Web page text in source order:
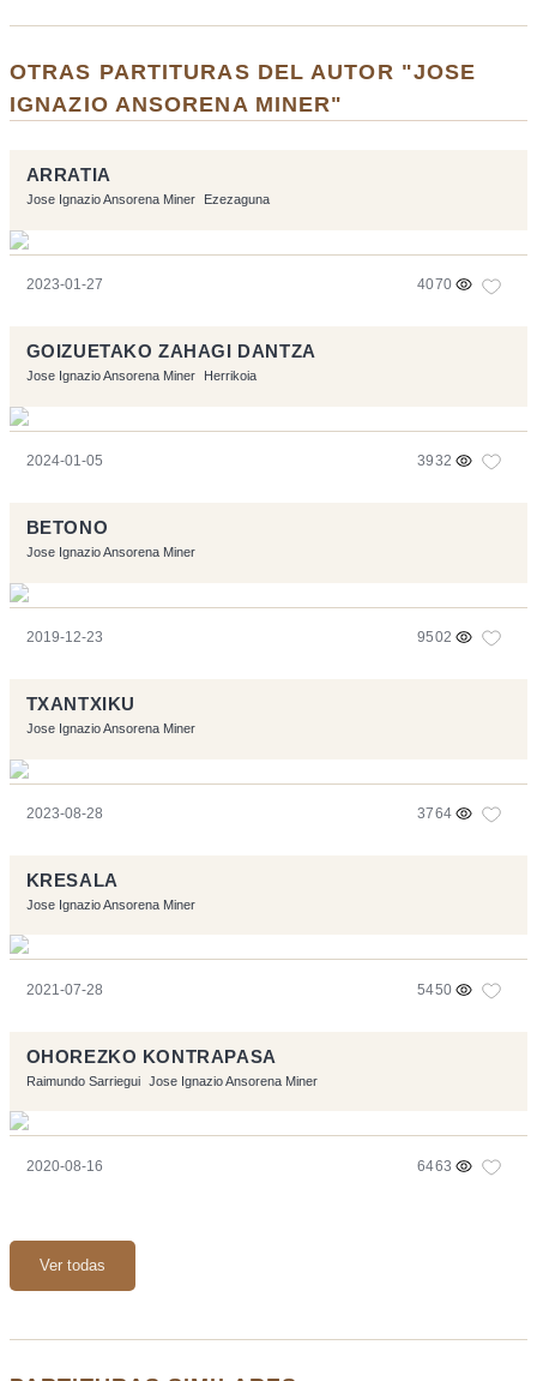
OTRAS PARTITURAS DEL AUTOR "JOSE
IGNAZIO ANSORENA MINER"
ARRATIA
Jose Ignazio Ansorena Miner Ezezaguna
2023-01-27 4070
GOIZUETAKO ZAHAGI DANTZA
Jose Ignazio Ansorena Miner Herrikoia
2024-01-05 3932
BETONO
Jose Ignazio Ansorena Miner
2019-12-23 9502
TXANTXIKU
Jose Ignazio Ansorena Miner
2023-08-28 3764
KRESALA
Jose Ignazio Ansorena Miner
2021-07-28 5450
OHOREZKO KONTRAPASA
Raimundo Sarriegui Jose Ignazio Ansorena Miner
2020-08-16 6463
Ver todas